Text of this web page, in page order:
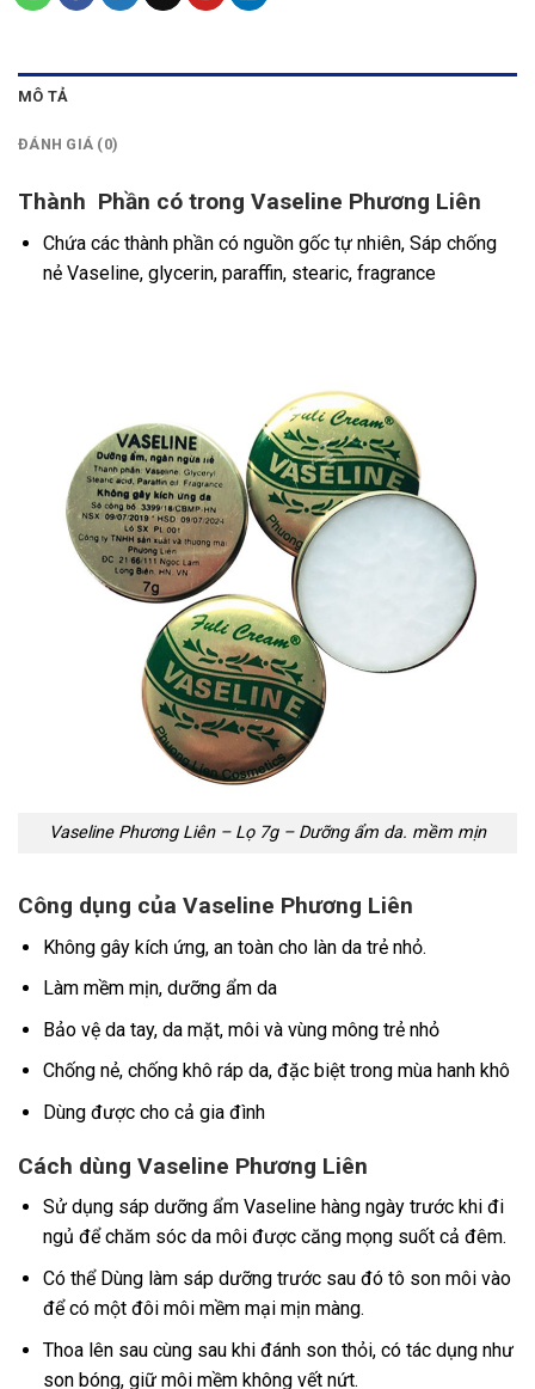
MÔ TẢ
ĐÁNH GIÁ (0)
Thành Phần có trong Vaseline Phương Liên
Chứa các thành phần có nguồn gốc tự nhiên, Sáp chống
nẻ Vaseline, glycerin, paraffin, stearic, fragrance
Vaseline Phương Liên – Lọ 7g – Dưỡng ẩm da. mềm mịn
Công dụng của Vaseline Phương Liên
Không gây kích ứng, an toàn cho làn da trẻ nhỏ.
Làm mềm mịn, dưỡng ẩm da
Bảo vệ da tay, da mặt, môi và vùng mông trẻ nhỏ
Chống nẻ, chống khô ráp da, đặc biệt trong mùa hanh khô
Dùng được cho cả gia đình
Cách dùng Vaseline Phương Liên
Sử dụng sáp dưỡng ẩm Vaseline hàng ngày trước khi đi
ngủ để chăm sóc da môi được căng mọng suốt cả đêm.
Có thể Dùng làm sáp dưỡng trước sau đó tô son môi vào
để có một đôi môi mềm mại mịn màng.
Thoa lên sau cùng sau khi đánh son thỏi, có tác dụng như
son bóng, giữ môi mềm không vết nứt.